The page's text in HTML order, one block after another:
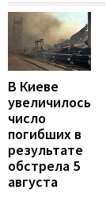
В Киеве
увеличилось
число
погибших в
результате
обстрела 5
августа